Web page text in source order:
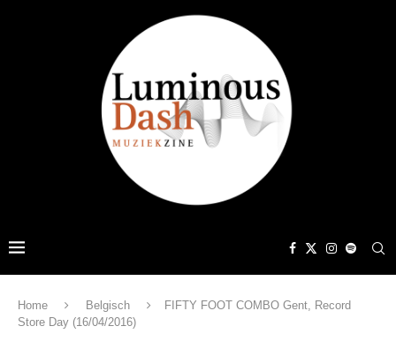
Home Belgisch
FIFTY FOOT COMBO Gent, Record
Store Day (16/04/2016)